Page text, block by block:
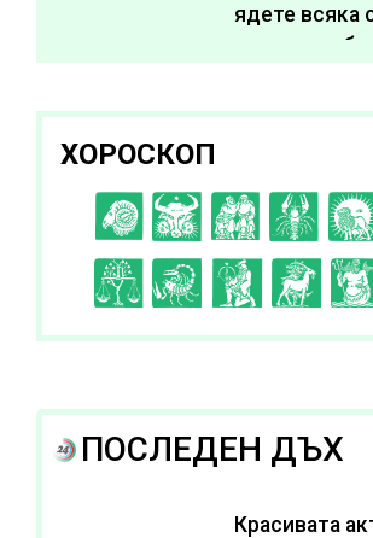
ядете всяка
за да
ХОРОСКОП
C D EF
I J K L
ПОСЛЕДЕН ДЪХ
Красивата